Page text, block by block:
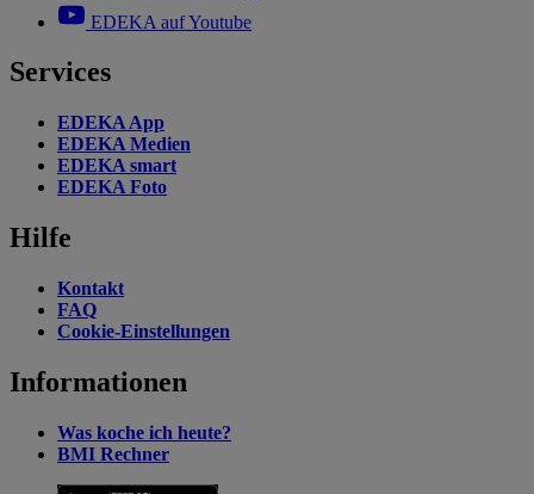
EDEKA auf Youtube
Services
EDEKA App
EDEKA Medien
EDEKA smart
EDEKA Foto
Hilfe
Kontakt
FAQ
Cookie-Einstellungen
Informationen
Was koche ich heute?
BMI Rechner